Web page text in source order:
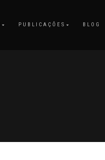
PUBLICAÇÕES BLOG